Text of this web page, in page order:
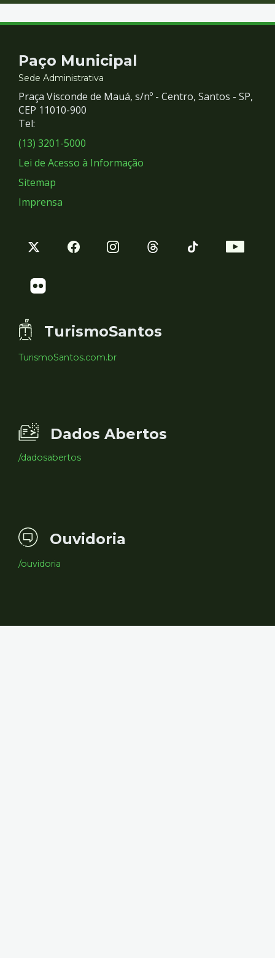
Contato
e
Redes
Sociais
Paço Municipal
Sede Administrativa
Praça Visconde de Mauá, s/nº - Centro, Santos - SP,
CEP 11010-900
Tel:
(13) 3201-5000
Lei de Acesso à Informação
Sitemap
Imprensa
TurismoSantos
TurismoSantos.com.br
Dados Abertos
/dadosabertos
Ouvidoria
/ouvidoria